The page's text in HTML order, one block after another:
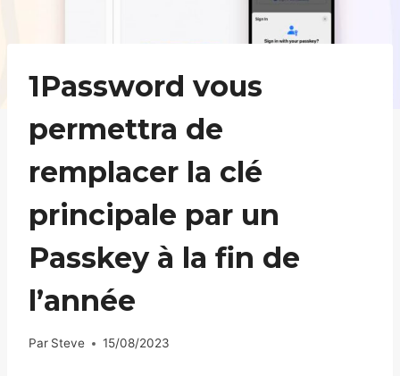
1Password vous
permettra de
remplacer la clé
principale par un
Passkey à la fin de
l’année
Par Steve 15/08/2023